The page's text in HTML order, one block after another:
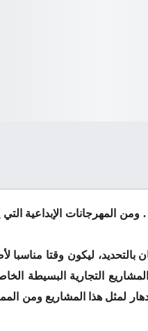
المهرجانات الإبداعية
ليكون وقتا مناسبا
التجارية البسيطة
لمثل هذا المشاريع ومن